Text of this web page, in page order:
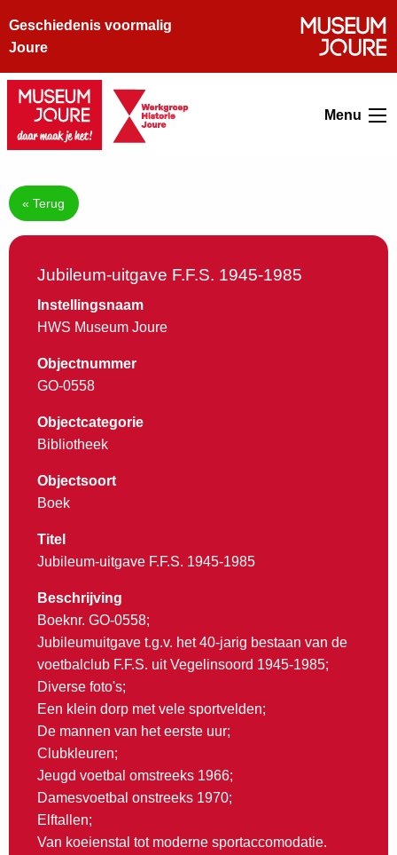
Geschiedenis voormalig
Joure
Menu
« Terug
Jubileum-uitgave F.F.S. 1945-1985
Instellingsnaam
HWS Museum Joure
Objectnummer
GO-0558
Objectcategorie
Bibliotheek
Objectsoort
Boek
Titel
Jubileum-uitgave F.F.S. 1945-1985
Beschrijving
Boeknr. GO-0558;
Jubileumuitgave t.g.v. het 40-jarig bestaan van de
voetbalclub F.F.S. uit Vegelinsoord 1945-1985;
Diverse foto's;
Een klein dorp met vele sportvelden;
De mannen van het eerste uur;
Clubkleuren;
Jeugd voetbal omstreeks 1966;
Damesvoetbal onstreeks 1970;
Elftallen;
Van koeienstal tot moderne sportaccomodatie.